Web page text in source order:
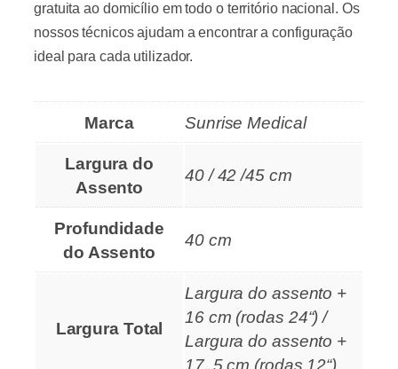
gratuita ao domicílio em todo o território nacional. Os
nossos técnicos ajudam a encontrar a configuração
ideal para cada utilizador.
Marca Sunrise Medical
Largura do
Assento
40 / 42 /45 cm
Profundidade
do Assento
40 cm
Largura Total
Largura do assento +
16 cm (rodas 24“) /
Largura do assento +
17, 5 cm (rodas 12“)